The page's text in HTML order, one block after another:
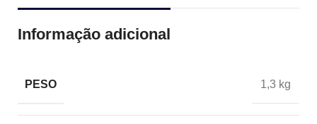
Informação adicional
PESO 1,3 kg